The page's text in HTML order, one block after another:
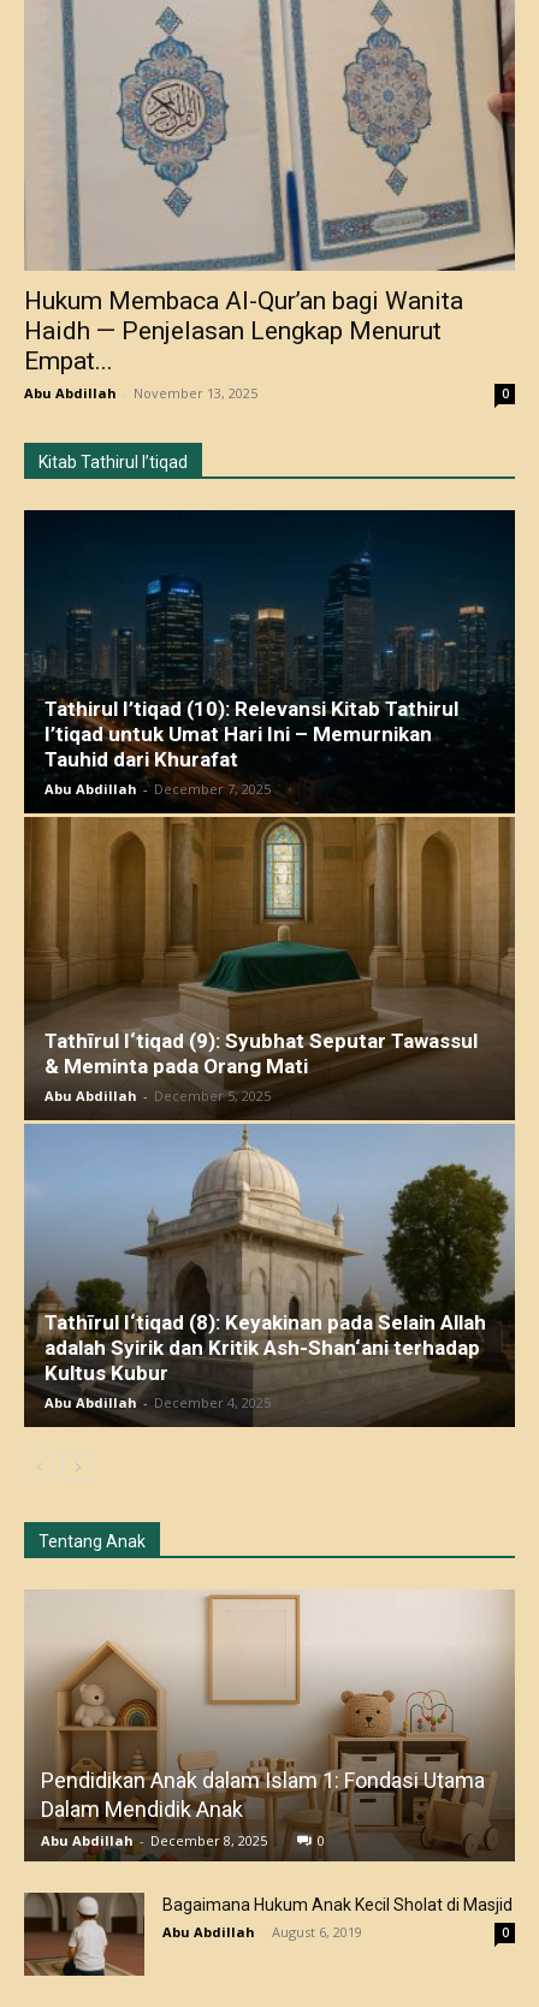
Hukum Membaca Al-Qur’an bagi Wanita
Haidh — Penjelasan Lengkap Menurut
Empat...
Abu Abdillah - November 13, 2025 0
Kitab Tathirul I’tiqad
Tathirul I’tiqad (10): Relevansi Kitab Tathirul
I’tiqad untuk Umat Hari Ini – Memurnikan
Tauhid dari Khurafat
Abu Abdillah - December 7, 2025
Tathīrul I‘tiqad (9): Syubhat Seputar Tawassul
& Meminta pada Orang Mati
Abu Abdillah - December 5, 2025
Tathīrul I‘tiqad (8): Keyakinan pada Selain Allah
adalah Syirik dan Kritik Ash-Shan‘ani terhadap
Kultus Kubur
Abu Abdillah - December 4, 2025
Tentang Anak
Pendidikan Anak dalam Islam 1: Fondasi Utama
Dalam Mendidik Anak
Abu Abdillah - December 8, 2025 0
Bagaimana Hukum Anak Kecil Sholat di Masjid
Abu Abdillah - August 6, 2019 0